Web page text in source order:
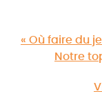
« Où faire du
Notre